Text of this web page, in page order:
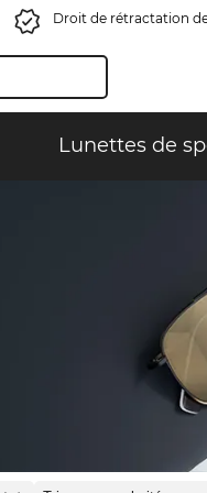
Droit de rétractation
Lunettes de